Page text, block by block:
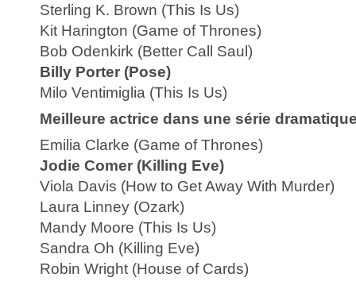
Sterling K. Brown (This Is Us)
Kit Harington (Game of Thrones)
Bob Odenkirk (Better Call Saul)
Billy Porter (Pose)
Milo Ventimiglia (This Is Us)
Meilleure actrice dans une série
Emilia Clarke (Game of Thrones)
Jodie Comer (Killing Eve)
Viola Davis (How to Get Away With Murder)
Laura Linney (Ozark)
Mandy Moore (This Is Us)
Sandra Oh (Killing Eve)
Robin Wright (House of Cards)